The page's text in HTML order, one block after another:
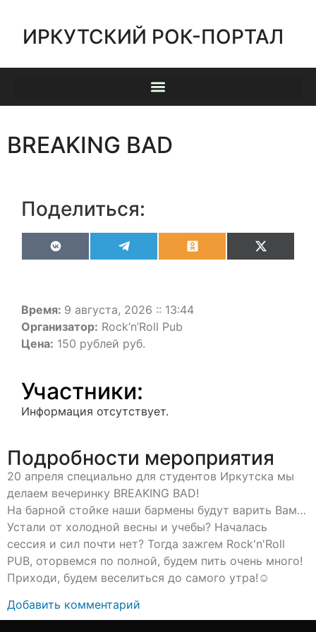
ИРКУТСКИЙ РОК-ПОРТАЛ
BREAKING BAD
Поделиться:
VK OdnoklassnikiX
(Twitter)
Время: 9 августа, 2026 :: 13:44
Организатор: Rock’n’Roll Pub
Цена: 150 рублей руб.
Участники:
Информация отсутствует.
Подробности мероприятия
20 апреля специально для студентов Иркутска мы
делаем вечеринку BREAKING BAD!
На барной стойке наши бармены будут варить Вам…
Устали от холодной весны и учебы? Началась
сессия и сил почти нет? Тогда зажгем Rock'n'Roll
PUB, оторвемся по полной, будем пить очень много!
Приходи, будем веселиться до самого утра!☺
Добавить комментарий